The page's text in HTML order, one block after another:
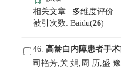
)
46.
司艳芳,关 娟,周 历,盛 豫